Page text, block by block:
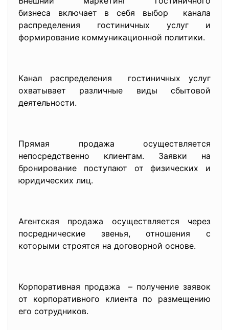
бизнеса включает в себя выбор канала
распределения гостиничных услуг и
формирование коммуникационной политики.
Канал распределения гостиничных услуг
охватывает различные виды сбытовой
деятельности.
Прямая продажа осуществляется
непосредственно клиентам. Заявки на
бронирование поступают от физических и
юридических лиц.
Агентская продажа осуществляется через
посреднические звенья, отношения с
которыми строятся на договорной основе.
Корпоративная продажа – получение заявок
от корпоративного клиента по размещению
его сотрудников.